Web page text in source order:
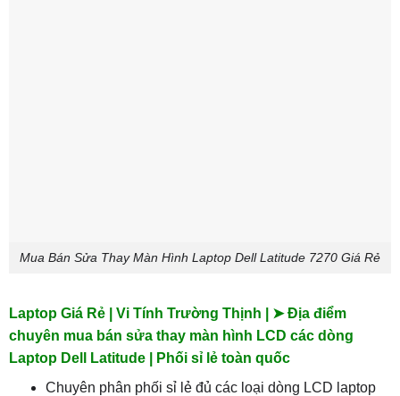
Mua Bán Sửa Thay Màn Hình Laptop Dell Latitude 7270 Giá Rẻ
Laptop Giá Rẻ | Vi Tính Trường Thịnh | ➤ Địa điểm
chuyên mua bán sửa thay màn hình LCD các dòng
Laptop Dell Latitude | Phối sỉ lẻ toàn quốc
Chuyên phân phối sỉ lẻ đủ các loại dòng LCD laptop